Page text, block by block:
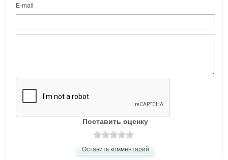
E-mail
Поставить оценку
Оставить комментарий